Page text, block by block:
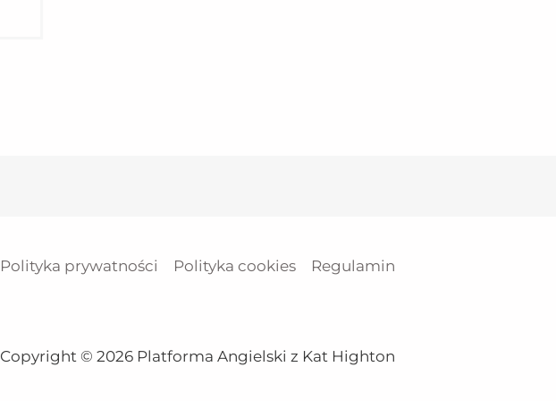
Polityka prywatności Polityka cookies Regulamin
Copyright © 2026 Platforma Angielski z Kat Highton